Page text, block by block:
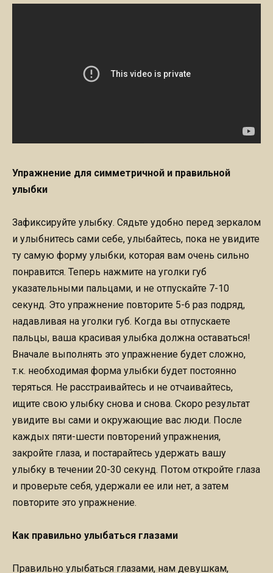
Упражнение для симметричной и правильной
улыбки
Зафиксируйте улыбку. Сядьте удобно перед зеркалом
и улыбнитесь сами себе, улыбайтесь, пока не увидите
ту самую форму улыбки, которая вам очень сильно
понравится. Теперь нажмите на уголки губ
указательными пальцами, и не отпускайте 7-10
секунд. Это упражнение повторите 5-6 раз подряд,
надавливая на уголки губ. Когда вы отпускаете
пальцы, ваша красивая улыбка должна оставаться!
Вначале выполнять это упражнение будет сложно,
т.к. необходимая форма улыбки будет постоянно
теряться. Не расстраивайтесь и не отчаивайтесь,
ищите свою улыбку снова и снова. Скоро результат
увидите вы сами и окружающие вас люди. После
каждых пяти-шести повторений упражнения,
закройте глаза, и постарайтесь удержать вашу
улыбку в течении 20-30 секунд. Потом откройте глаза
и проверьте себя, удержали ее или нет, а затем
повторите это упражнение.
Как правильно улыбаться глазами
Правильно улыбаться глазами, нам девушкам,